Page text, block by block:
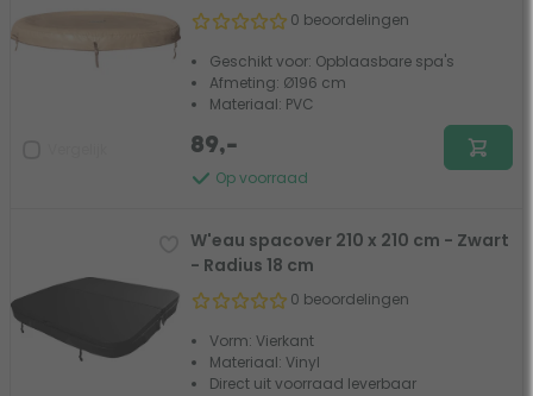
0 beoordelingen
Geschikt voor: Opblaasbare spa's
Afmeting: Ø196 cm
Materiaal: PVC
Op voorraad
89,-
W'eau spacover 210 x 210 cm - Zwart
- Radius 18 cm
0 beoordelingen
Vorm: Vierkant
Materiaal: Vinyl
Direct uit voorraad leverbaar